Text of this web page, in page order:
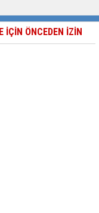
TEPKİLER SÜRÜYOR
İÇİN ÖNCEDEN İZİN